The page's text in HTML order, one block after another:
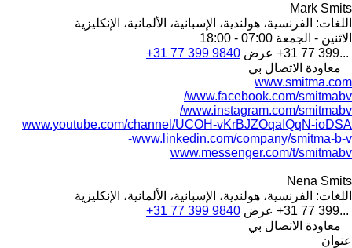
Mark Smits
اللغات: الفرنسية، هولندية، الإسبانية، الألمانية، الإنكليزية
الاثنين - الجمعة 07:00 - 18:00
+31 77 399... عرض +31 77 399 9840
معاودة الاتصال بي
www.smitma.com
www.facebook.com/smitmabv/
www.instagram.com/smitmabv/
www.youtube.com/channel/UCOH-vKrBJZOqaIQqN-ioDSA
www.linkedin.com/company/smitma-b-v-
www.messenger.com/t/smitmabv
Nena Smits
اللغات: الفرنسية، هولندية، الإسبانية، الألمانية، الإنكليزية
+31 77 399... عرض +31 77 399 9840
معاودة الاتصال بي
عنوان